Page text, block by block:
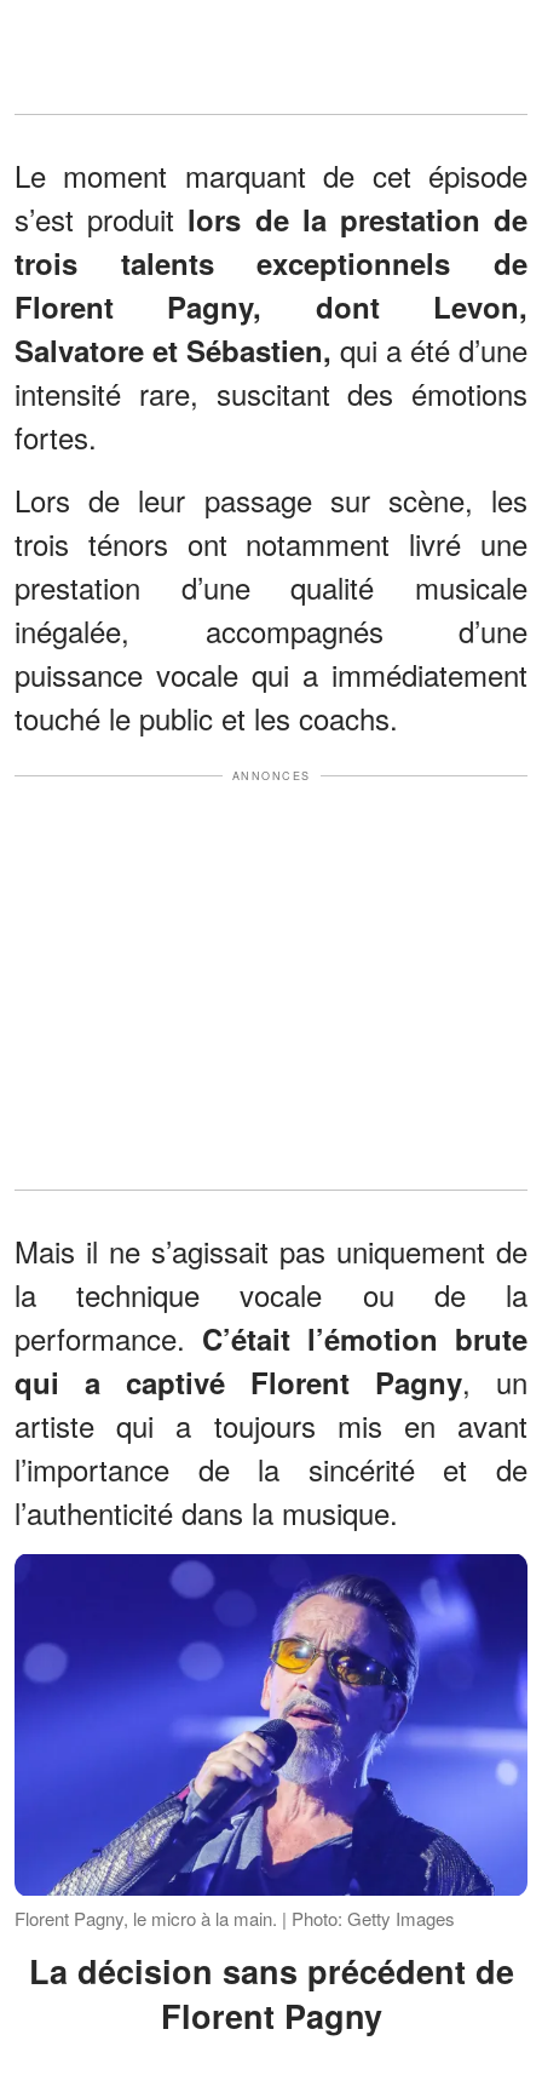
Le moment marquant de cet épisode
s’est produit lors de la prestation de
trois talents exceptionnels de
Florent Pagny, dont Levon,
Salvatore et Sébastien, qui a été d’une
intensité rare, suscitant des émotions
fortes.
Lors de leur passage sur scène, les
trois ténors ont notamment livré une
prestation d’une qualité musicale
inégalée, accompagnés d’une
puissance vocale qui a immédiatement
touché le public et les coachs.
ANNONCES
Mais il ne s’agissait pas uniquement de
la technique vocale ou de la
performance. C’était l’émotion brute
qui a captivé Florent Pagny, un
artiste qui a toujours mis en avant
l’importance de la sincérité et de
l’authenticité dans la musique.
Florent Pagny, le micro à la main. | Photo: Getty Images
La décision sans précédent de
Florent Pagny